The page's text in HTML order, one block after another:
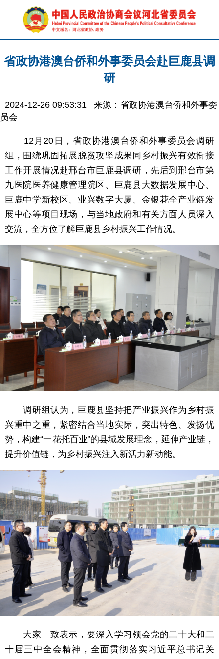
省政协港澳台侨和外事委员会赴巨鹿县调
研
2024-12-26 09:53:31
来源：省政协港澳台侨和外事委
员会
12月20日，省政协港澳台侨和外事委员会调研
组，围绕巩固拓展脱贫攻坚成果同乡村振兴有效衔接
工作开展情况赴邢台市巨鹿县调研，先后到邢台市第
九医院医养健康管理院区、巨鹿县大数据发展中心、
巨鹿中学新校区、业兴数字大厦、金银花全产业链发
展中心等项目现场，与当地政府和有关方面人员深入
交流，全方位了解巨鹿县乡村振兴工作情况。
调研组认为，巨鹿县坚持把产业振兴作为乡村振
兴重中之重，紧密结合当地实际，突出特色、发扬优
势，构建“一花托百业”的县域发展理念，延伸产业链，
提升价值链，为乡村振兴注入新活力新动能。
大家一致表示，要深入学习领会党的二十大和二
十届三中全会精神，全面贯彻落实习近平总书记关